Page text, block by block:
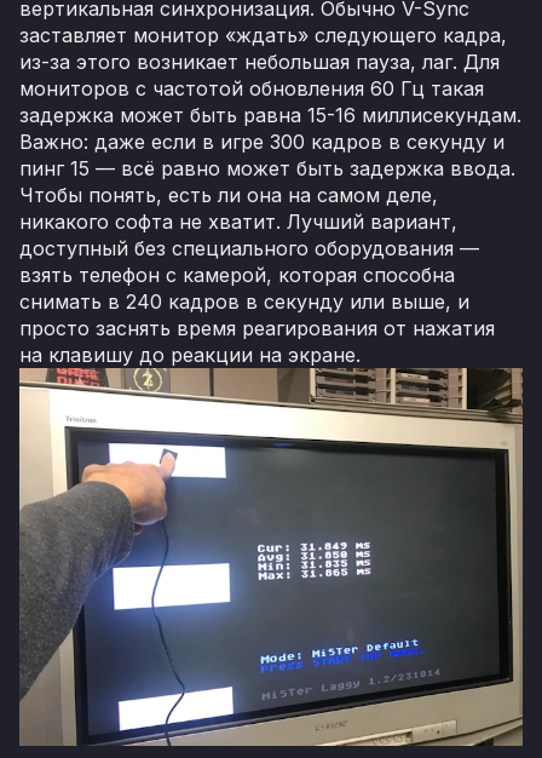
вертикальная синхронизация. Обычно V-Sync
заставляет монитор «ждать» следующего кадра,
из-за этого возникает небольшая пауза, лаг. Для
мониторов с частотой обновления 60 Гц такая
задержка может быть равна 15-16 миллисекундам.
Важно: даже если в игре 300 кадров в секунду и
пинг 15 — всё равно может быть задержка ввода.
Чтобы понять, есть ли она на самом деле,
никакого софта не хватит. Лучший вариант,
доступный без специального оборудования —
взять телефон с камерой, которая способна
снимать в 240 кадров в секунду или выше, и
просто заснять время реагирования от нажатия
на клавишу до реакции на экране.